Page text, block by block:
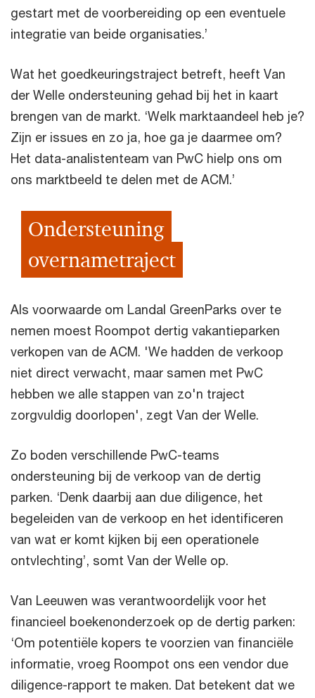
gestart met de voorbereiding op een eventuele
integratie van beide organisaties.’
Wat het goedkeuringstraject betreft, heeft Van
der Welle ondersteuning gehad bij het in kaart
brengen van de markt. ‘Welk marktaandeel heb je?
Zijn er issues en zo ja, hoe ga je daarmee om?
Het data-analistenteam van PwC hielp ons om
ons marktbeeld te delen met de ACM.’
Ondersteuning
overnametraject
Als voorwaarde om Landal GreenParks over te
nemen moest Roompot dertig vakantieparken
verkopen van de ACM. 'We hadden de verkoop
niet direct verwacht, maar samen met PwC
hebben we alle stappen van zo'n traject
zorgvuldig doorlopen', zegt Van der Welle.
Zo boden verschillende PwC-teams
ondersteuning bij de verkoop van de dertig
parken. ‘Denk daarbij aan due diligence, het
begeleiden van de verkoop en het identificeren
van wat er komt kijken bij een operationele
ontvlechting’, somt Van der Welle op.
Van Leeuwen was verantwoordelijk voor het
financieel boekenonderzoek op de dertig parken:
‘Om potentiële kopers te voorzien van financiële
informatie, vroeg Roompot ons een vendor due
diligence-rapport te maken. Dat betekent dat we